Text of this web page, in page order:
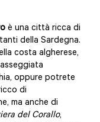
è una città ricca di
della Sardegna.
costa algherese,
oppure potrete
di
ma anche di
del Corallo,